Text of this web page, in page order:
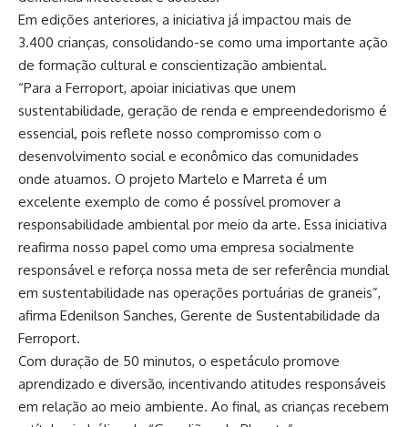
Em edições anteriores, a iniciativa já impactou mais de
3.400 crianças, consolidando-se como uma importante ação
de formação cultural e conscientização ambiental.
“Para a Ferroport, apoiar iniciativas que unem
sustentabilidade, geração de renda e empreendedorismo é
essencial, pois reflete nosso compromisso com o
desenvolvimento social e econômico das comunidades
onde atuamos. O projeto Martelo e Marreta é um
excelente exemplo de como é possível promover a
responsabilidade ambiental por meio da arte. Essa iniciativa
reafirma nosso papel como uma empresa socialmente
responsável e reforça nossa meta de ser referência mundial
em sustentabilidade nas operações portuárias de graneis”,
afirma Edenilson Sanches, Gerente de Sustentabilidade da
Ferroport.
Com duração de 50 minutos, o espetáculo promove
aprendizado e diversão, incentivando atitudes responsáveis
em relação ao meio ambiente. Ao final, as crianças recebem